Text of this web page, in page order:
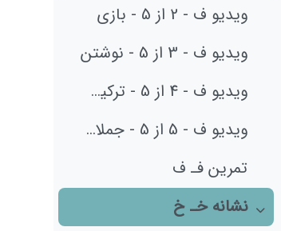
ویدیو ف - 2 از 5 - بازی
ویدیو ف - 3 از 5 - نوشتن
ویدیو ف - 4 از 5 - ترکیب صدا و کلمات
ویدیو ف - 5 از 5 - جملات و درک مطلب
تمرین فـ ف
جمع‌کردن
نشانه خـ خ